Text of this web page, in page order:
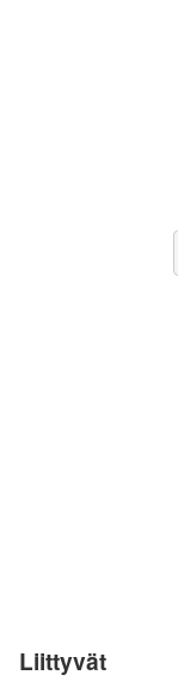
Liittyvät